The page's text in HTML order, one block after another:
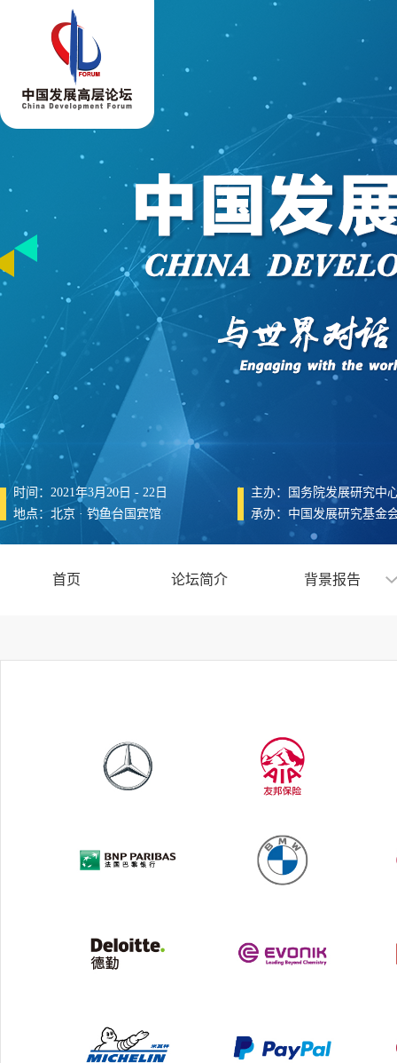
时间：2021年3月20日 - 22日
地点：北京 · 钓鱼台国宾馆
主办：国务院发展研究中
承办：中国发展研究基金
首页 论坛简介 背景报告